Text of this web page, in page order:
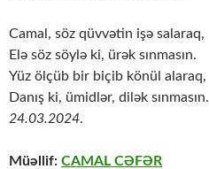
Camal, söz qüvvətin işə salaraq,
Elə söz söylə ki, ürək sınmasın.
Yüz ölçüb bir biçib könül alaraq,
Danış ki, ümidlər, dilək sınmasın.
24.03.2024.
Müəllif: CAMAL CƏFƏR